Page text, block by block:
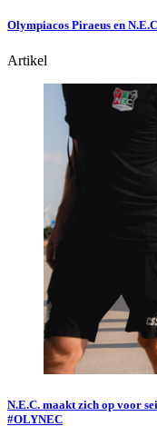
Olympiacos Piraeus en
Artikel
N.E.C. maakt zich op voor
#OLYNEC